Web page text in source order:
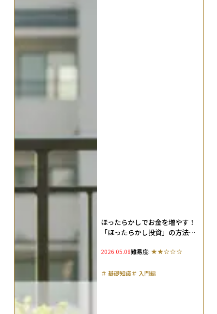
ほったらかしでお金を増やす！
「ほったらかし投資」の方法や
2026.05.08難易度:
＃ 基礎知識＃ 入門編